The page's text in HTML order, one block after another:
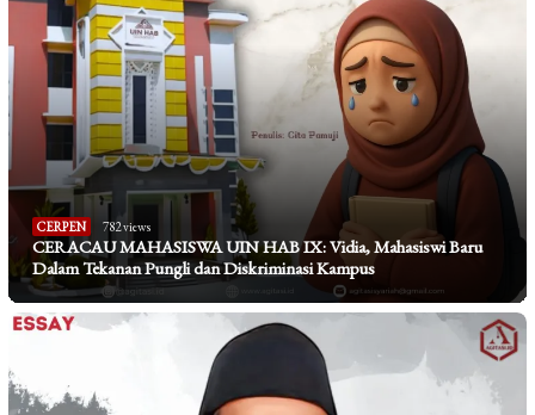
CERPEN 782 views
CERACAU MAHASISWA UIN HAB IX: Vidia, Mahasiswi Baru
Dalam Tekanan Pungli dan Diskriminasi Kampus